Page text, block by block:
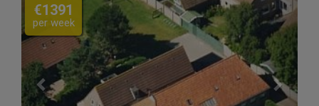
€1391
per week